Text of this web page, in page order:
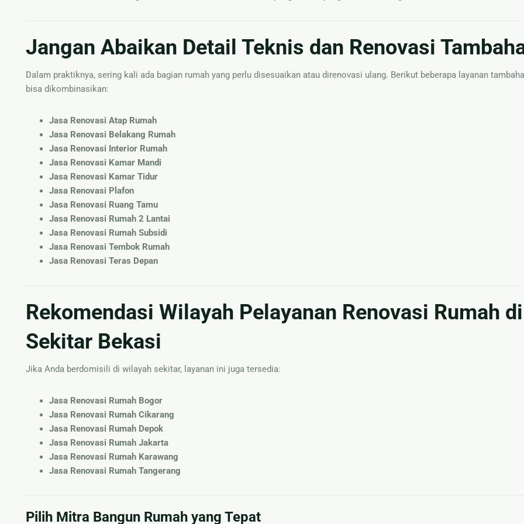
Jangan Abaikan Detail Teknis dan Renovasi
Dalam praktiknya, sering kali ada bagian rumah yang perlu disesuaikan atau direnovasi ulang. Berikut beberapa layanan
bisa dikombinasikan:
Jasa Renovasi Atap Rumah
Jasa Renovasi Belakang Rumah
Jasa Renovasi Interior Rumah
Jasa Renovasi Kamar Mandi
Jasa Renovasi Kamar Tidur
Jasa Renovasi Plafon
Jasa Renovasi Ruang Tamu
Jasa Renovasi Rumah 2 Lantai
Jasa Renovasi Rumah Subsidi
Jasa Renovasi Tembok Rumah
Jasa Renovasi Teras Depan
Rekomendasi Wilayah Pelayanan Renovasi Rumah di
Sekitar Bekasi
Jika Anda berdomisili di wilayah sekitar, layanan ini juga tersedia:
Jasa Renovasi Rumah Bogor
Jasa Renovasi Rumah Cikarang
Jasa Renovasi Rumah Depok
Jasa Renovasi Rumah Jakarta
Jasa Renovasi Rumah Karawang
Jasa Renovasi Rumah Tangerang
Pilih Mitra Bangun Rumah yang Tepat